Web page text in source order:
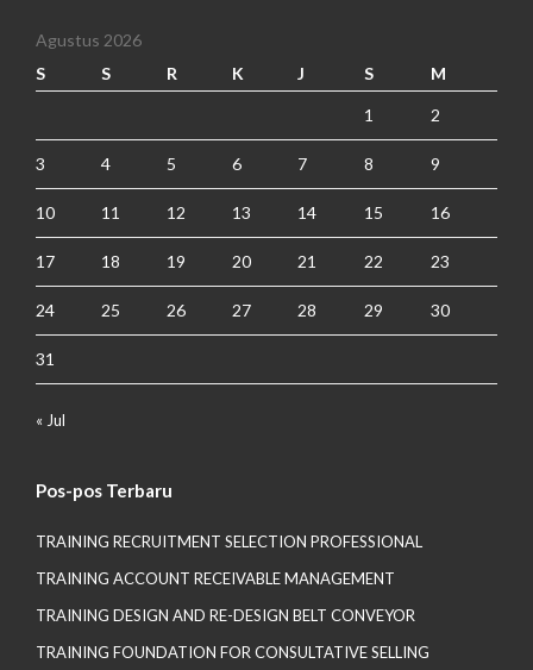
Agustus 2026
S
S R K J S M
1 2
3 4 5 6 7 8 9
10 11 12 13 14 15 16
17 18 19 20 21 22 23
24 25 26 27 28 29 30
31
« Jul
Pos-pos Terbaru
TRAINING RECRUITMENT SELECTION PROFESSIONAL
TRAINING ACCOUNT RECEIVABLE MANAGEMENT
TRAINING DESIGN AND RE-DESIGN BELT CONVEYOR
TRAINING FOUNDATION FOR CONSULTATIVE SELLING